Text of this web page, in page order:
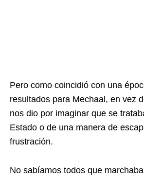
Pero como coincidió con una
resultados para Mechaal, en vez
nos dio por imaginar que se
Estado o de una manera de
frustración.
No sabíamos todos que